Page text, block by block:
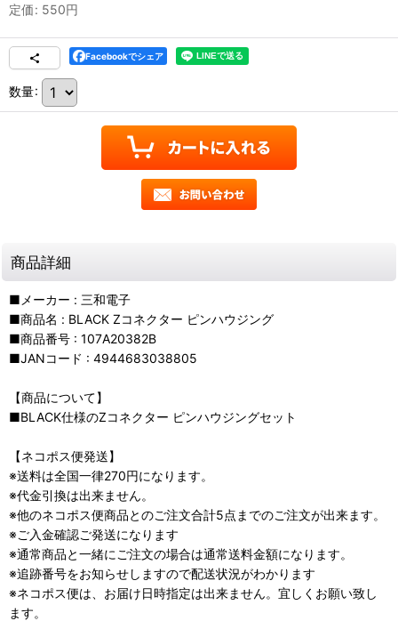
定価: 550円
Facebookでシェア
数量:
商品詳細
■メーカー : 三和電子
■商品名 : BLACK Zコネクター ピンハウジング
■商品番号 : 107A20382B
■JANコード : 4944683038805
【商品について】
■BLACK仕様のZコネクター ピンハウジングセット
【ネコポス便発送】
※送料は全国一律270円になります。
※代金引換は出来ません。
※他のネコポス便商品とのご注文合計5点までのご注文が出来ます。
※ご入金確認ご発送になります
※通常商品と一緒にご注文の場合は通常送料金額になります。
※追跡番号をお知らせしますので配送状況がわかります
※ネコポス便は、お届け日時指定は出来ません。宜しくお願い致し
ます。